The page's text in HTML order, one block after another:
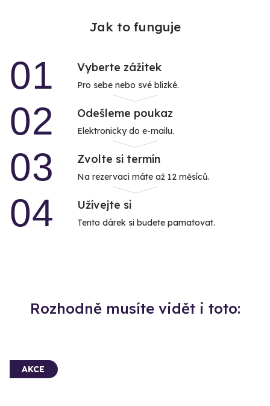
Jak to funguje
01 Vyberte zážitek
Pro sebe nebo své blízké.
02 Odešleme poukaz
Elektronicky do e-mailu.
03 Zvolte si termín
Na rezervaci máte až 12 měsíců.
04 Užívejte si
Tento dárek si budete pamatovat.
Rozhodně musíte vidět i toto:
AKCE